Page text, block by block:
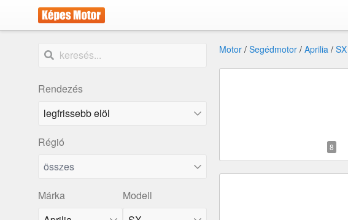
Rendezés
Régió
összes
Márka
Modell
Motor / Segédmotor / Aprilia / SX